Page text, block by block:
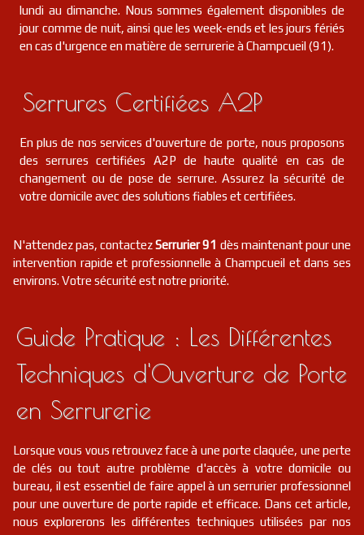
lundi au dimanche. Nous sommes également disponibles de
jour comme de nuit, ainsi que les week-ends et les jours fériés
en cas d'urgence en matière de serrurerie à Champcueil (91).
Serrures Certifiées A2P
En plus de nos services d'ouverture de porte, nous proposons
des serrures certifiées A2P de haute qualité en cas de
changement ou de pose de serrure. Assurez la sécurité de
votre domicile avec des solutions fiables et certifiées.
N'attendez pas, contactezSerrurier 91 dès maintenant pour une
intervention rapide et professionnelle à Champcueil et dans ses
environs. Votre sécurité est notre priorité.
Guide Pratique : Les Différentes
Techniques d'Ouverture de Porte
en Serrurerie
Lorsque vous vous retrouvez face à une porte claquée, une perte
de clés ou tout autre problème d'accès à votre domicile ou
bureau, il est essentiel de faire appel à un serrurier professionnel
pour une ouverture de porte rapide et efficace. Dans cet article,
nous explorerons les différentes techniques utilisées par nos